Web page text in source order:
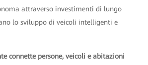
attraverso investimenti di lungo
lo sviluppo di veicoli intelligenti e
connette persone, veicoli e abitazioni